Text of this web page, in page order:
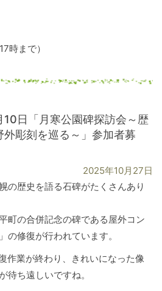
時まで）
10日「月寒公園碑探訪会～歴
外彫刻を巡る～」参加者募
2025年10月27日
の歴史を語る石碑がたくさんあり
町の合併記念の碑である屋外コン
の修復が行われています。
作業が終わり、きれいになった像
待ち遠しいですね。